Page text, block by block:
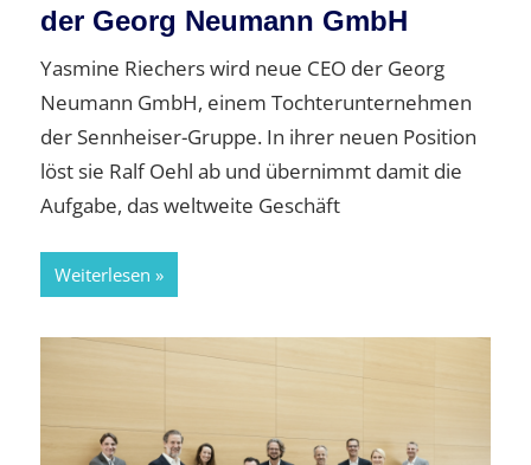
der Georg Neumann GmbH
Yasmine Riechers wird neue CEO der Georg
Neumann GmbH, einem Tochterunternehmen
der Sennheiser-Gruppe. In ihrer neuen Position
löst sie Ralf Oehl ab und übernimmt damit die
Aufgabe, das weltweite Geschäft
Weiterlesen